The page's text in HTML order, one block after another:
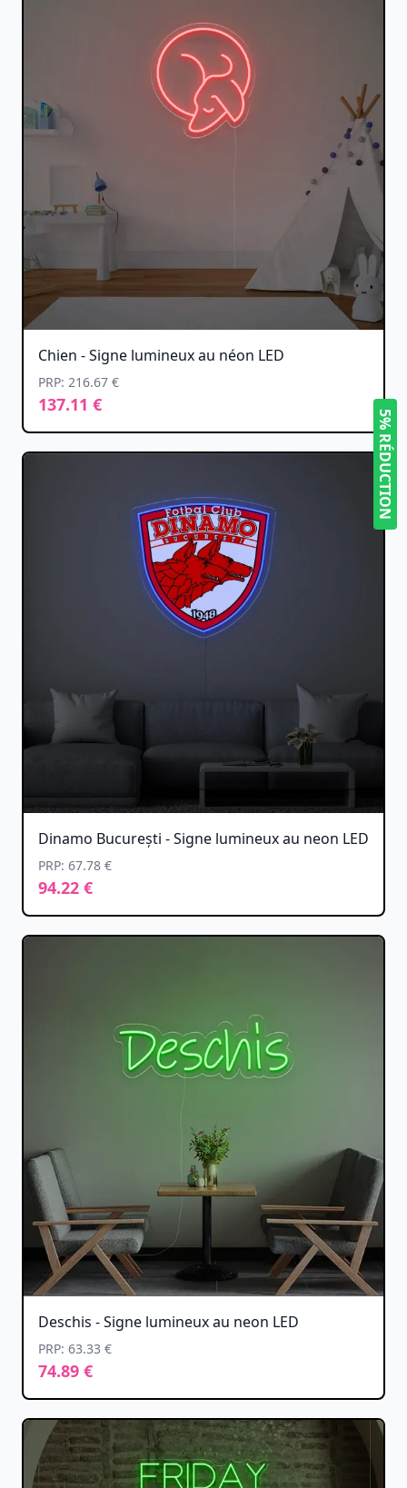
Chien - Signe lumineux au néon LED
PRP: 216.67 €
137.11 €
Dinamo București - Signe lumineux au neon LED
PRP: 67.78 €
94.22 €
Deschis - Signe lumineux au neon LED
PRP: 63.33 €
74.89 €
5% RÉDUCTION